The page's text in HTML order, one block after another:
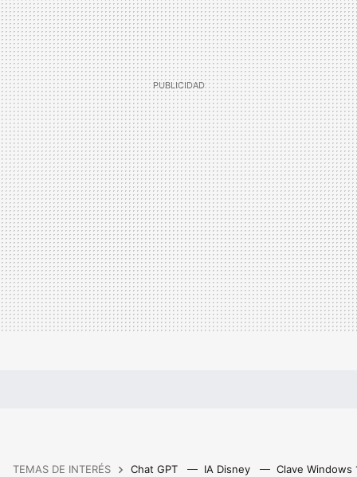
TEMAS DE INTERÉS Chat GPT IA Disney Clave Windows